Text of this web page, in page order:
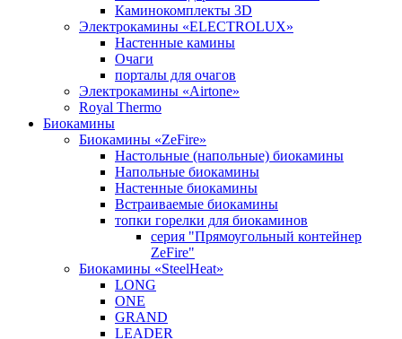
Каминокомплекты 3D
Электрокамины «ELECTROLUX»
Настенные камины
Очаги
порталы для очагов
Электрокамины «Airtone»
Royal Thermo
Биокамины
Биокамины «ZeFire»
Настольные (напольные) биокамины
Напольные биокамины
Настенные биокамины
Встраиваемые биокамины
топки горелки для биокаминов
серия "Прямоугольный контейнер
ZeFire"
Биокамины «SteelHeat»
LONG
ONE
GRAND
LEADER